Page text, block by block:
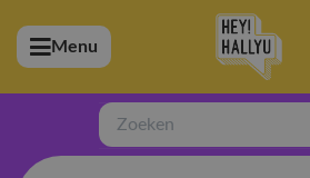
(Artiesten)
(Merchandise)
(Exclusive)
Menu
Zoeken